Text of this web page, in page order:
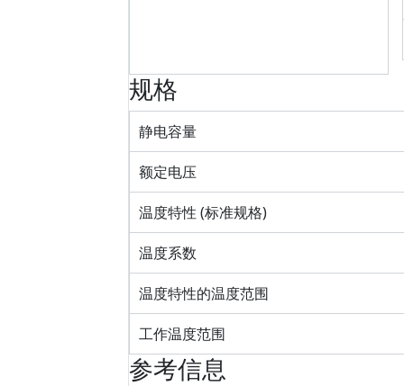
规格
静电容量
额定电压
温度特性 (标准规格)
温度系数
温度特性的温度范围
工作温度范围
参考信息